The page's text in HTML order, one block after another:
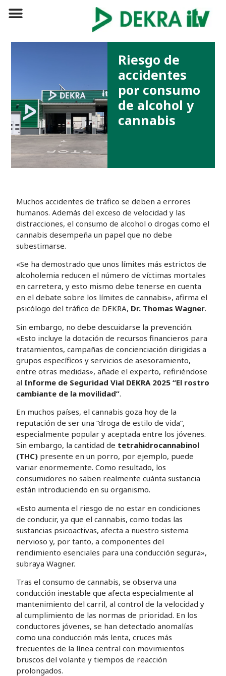
Riesgo de
accidentes
por consumo
de alcohol y
cannabis
Muchos accidentes de tráfico se deben a errores
humanos. Además del exceso de velocidad y las
distracciones, el consumo de alcohol o drogas como el
cannabis desempeña un papel que no debe
subestimarse.
«Se ha demostrado que unos límites más estrictos de
alcoholemia reducen el número de víctimas mortales
en carretera, y esto mismo debe tenerse en cuenta
en el debate sobre los límites de cannabis», afirma el
psicólogo del tráfico de DEKRA, Dr. Thomas Wagner.
Sin embargo, no debe descuidarse la prevención.
«Esto incluye la dotación de recursos financieros para
tratamientos, campañas de concienciación dirigidas a
grupos específicos y servicios de asesoramiento,
entre otras medidas», añade el experto, refiriéndose
al Informe de Seguridad Vial DEKRA 2025 “El rostro
cambiante de la movilidad”.
En muchos países, el cannabis goza hoy de la
reputación de ser una “droga de estilo de vida”,
especialmente popular y aceptada entre los jóvenes.
Sin embargo, la cantidad de tetrahidrocannabinol
(THC) presente en un porro, por ejemplo, puede
variar enormemente. Como resultado, los
consumidores no saben realmente cuánta sustancia
están introduciendo en su organismo.
«Esto aumenta el riesgo de no estar en condiciones
de conducir, ya que el cannabis, como todas las
sustancias psicoactivas, afecta a nuestro sistema
nervioso y, por tanto, a componentes del
rendimiento esenciales para una conducción segura»,
subraya Wagner.
Tras el consumo de cannabis, se observa una
conducción inestable que afecta especialmente al
mantenimiento del carril, al control de la velocidad y
al cumplimiento de las normas de prioridad. En los
conductores jóvenes, se han detectado anomalías
como una conducción más lenta, cruces más
frecuentes de la línea central con movimientos
bruscos del volante y tiempos de reacción
prolongados.